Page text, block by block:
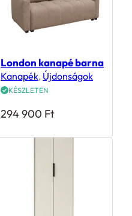
London kanapé barna
Kanapék, Újdonságok
KÉSZLETEN
294 900 Ft